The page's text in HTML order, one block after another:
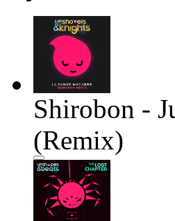
Shirobon -
(Remix)